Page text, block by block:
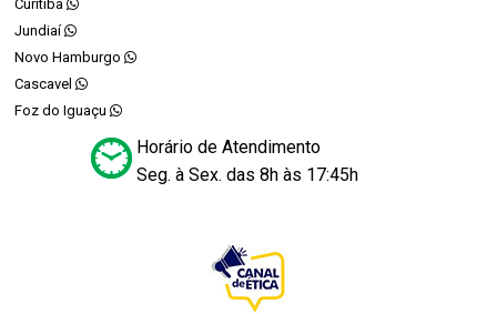
Curitiba
Jundiaí
Novo Hamburgo
Cascavel
Foz do Iguaçu
Horário de Atendimento
Seg. à Sex. das 8h às 17:45h